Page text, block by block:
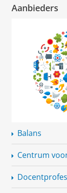
Aanbieders
Balans
Centrum